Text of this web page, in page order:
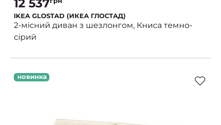
12 537
IKEA GLOSTAD (ИКЕА ГЛОСТАД)
2-місний диван з шезлонгом, Книса темно-
сірий
новинка